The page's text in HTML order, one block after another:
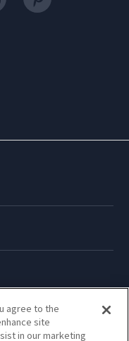
agree to the
site
in our marketing